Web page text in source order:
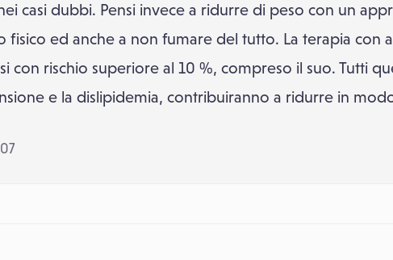
casi dubbi. Pensi invece a ridurre di peso con un
fisico ed anche a non fumare del tutto. La terapia con
con rischio superiore al 10 %, compreso il suo. Tutti
e la dislipidemia, contribuiranno a ridurre in